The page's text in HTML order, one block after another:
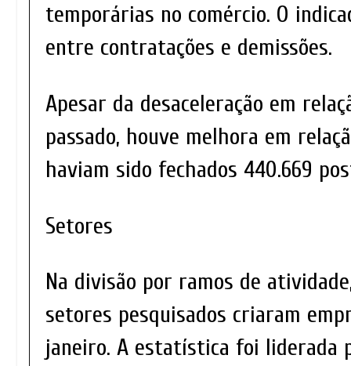
temporárias no comércio. O
entre contratações e demissões.
Apesar da desaceleração em
passado, houve melhora em
haviam sido fechados 440.669
Setores
Na divisão por ramos de
setores pesquisados criaram
janeiro. A estatística foi liderada